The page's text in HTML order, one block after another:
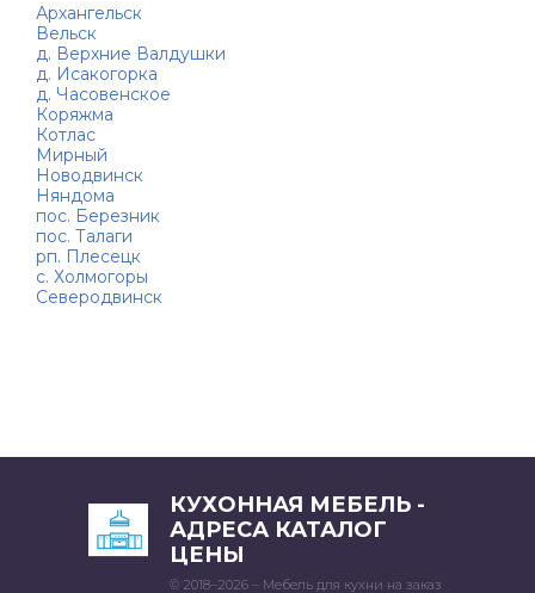
Архангельск
Вельск
д. Верхние Валдушки
д. Исакогорка
д. Часовенское
Коряжма
Котлас
Мирный
Новодвинск
Няндома
пос. Березник
пос. Талаги
рп. Плесецк
с. Холмогоры
Северодвинск
КУХОННАЯ МЕБЕЛЬ -
АДРЕСА КАТАЛОГ
ЦЕНЫ
© 2018–2026 – Мебель для кухни на заказ